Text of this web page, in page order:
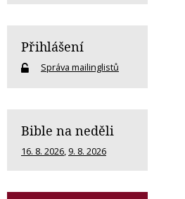
Přihlášení
Správa mailinglistů
Bible na neděli
16. 8. 2026, 9. 8. 2026